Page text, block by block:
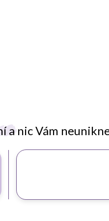
a nic Vám